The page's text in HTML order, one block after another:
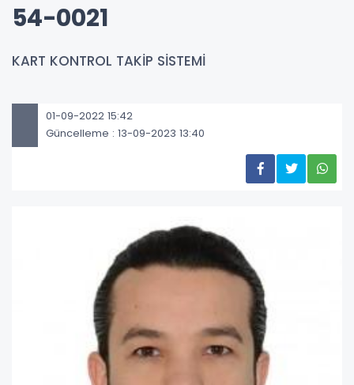
54-0021
KART KONTROL TAKİP SİSTEMİ
01-09-2022 15:42
Güncelleme : 13-09-2023 13:40